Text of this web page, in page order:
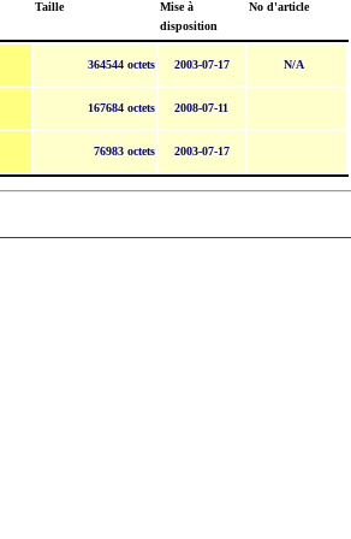
Taille
Mise à
disposition
No d'article
364544 octets 2003-07-17 N/A
167684 octets 2008-07-11
76983 octets 2003-07-17